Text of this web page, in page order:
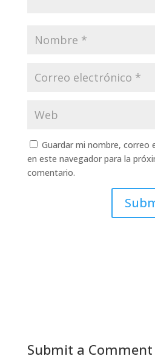
Guardar mi nombre, correo
en este navegador para la
comentario.
Submit a Comment